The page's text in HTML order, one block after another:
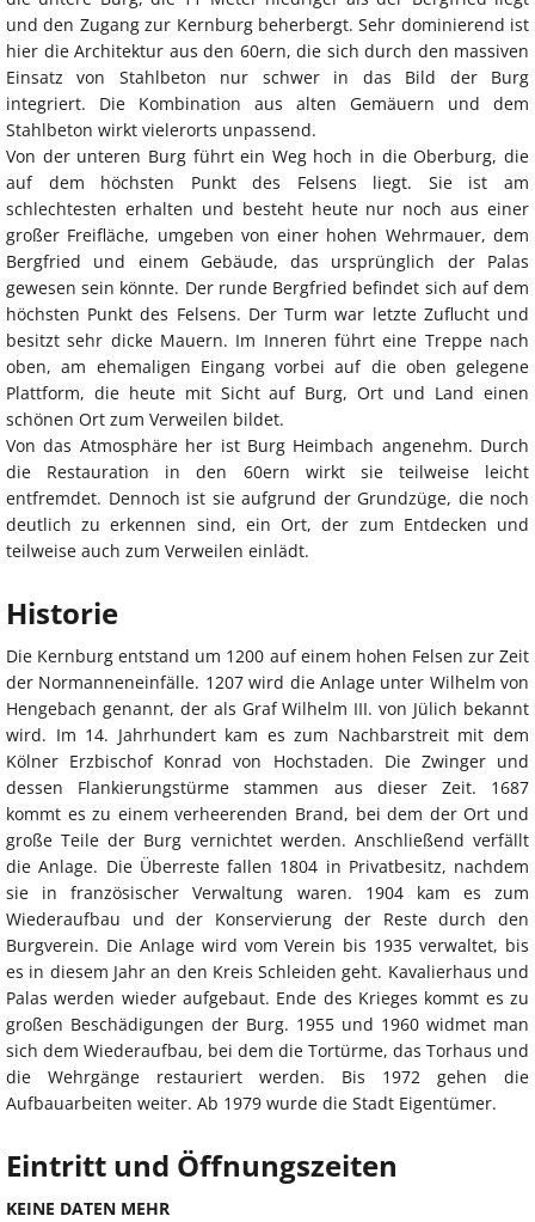
und den Zugang zur Kernburg beherbergt. Sehr dominierend ist
hier die Architektur aus den 60ern, die sich durch den massiven
Einsatz von Stahlbeton nur schwer in das Bild der Burg
integriert. Die Kombination aus alten Gemäuern und dem
Stahlbeton wirkt vielerorts unpassend.
Von der unteren Burg führt ein Weg hoch in die Oberburg, die
auf dem höchsten Punkt des Felsens liegt. Sie ist am
schlechtesten erhalten und besteht heute nur noch aus einer
großer Freifläche, umgeben von einer hohen Wehrmauer, dem
Bergfried und einem Gebäude, das ursprünglich der Palas
gewesen sein könnte. Der runde Bergfried befindet sich auf dem
höchsten Punkt des Felsens. Der Turm war letzte Zuflucht und
besitzt sehr dicke Mauern. Im Inneren führt eine Treppe nach
oben, am ehemaligen Eingang vorbei auf die oben gelegene
Plattform, die heute mit Sicht auf Burg, Ort und Land einen
schönen Ort zum Verweilen bildet.
Von das Atmosphäre her ist Burg Heimbach angenehm. Durch
die Restauration in den 60ern wirkt sie teilweise leicht
entfremdet. Dennoch ist sie aufgrund der Grundzüge, die noch
deutlich zu erkennen sind, ein Ort, der zum Entdecken und
teilweise auch zum Verweilen einlädt.
Historie
Die Kernburg entstand um 1200 auf einem hohen Felsen zur Zeit
der Normanneneinfälle. 1207 wird die Anlage unter Wilhelm von
Hengebach genannt, der als Graf Wilhelm III. von Jülich bekannt
wird. Im 14. Jahrhundert kam es zum Nachbarstreit mit dem
Kölner Erzbischof Konrad von Hochstaden. Die Zwinger und
dessen Flankierungstürme stammen aus dieser Zeit. 1687
kommt es zu einem verheerenden Brand, bei dem der Ort und
große Teile der Burg vernichtet werden. Anschließend verfällt
die Anlage. Die Überreste fallen 1804 in Privatbesitz, nachdem
sie in französischer Verwaltung waren. 1904 kam es zum
Wiederaufbau und der Konservierung der Reste durch den
Burgverein. Die Anlage wird vom Verein bis 1935 verwaltet, bis
es in diesem Jahr an den Kreis Schleiden geht. Kavalierhaus und
Palas werden wieder aufgebaut. Ende des Krieges kommt es zu
großen Beschädigungen der Burg. 1955 und 1960 widmet man
sich dem Wiederaufbau, bei dem die Tortürme, das Torhaus und
die Wehrgänge restauriert werden. Bis 1972 gehen die
Aufbauarbeiten weiter. Ab 1979 wurde die Stadt Eigentümer.
Eintritt und Öffnungszeiten
KEINE DATEN MEHR